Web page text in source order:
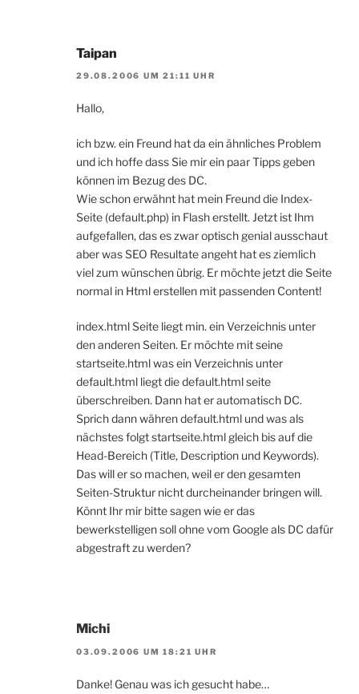
Taipan
29.08.2006 UM 21:11 UHR
Hallo,
ich bzw. ein Freund hat da ein ähnliches Problem
und ich hoffe dass Sie mir ein paar Tipps geben
können im Bezug des DC.
Wie schon erwähnt hat mein Freund die Index-
Seite (default.php) in Flash erstellt. Jetzt ist Ihm
aufgefallen, das es zwar optisch genial ausschaut
aber was SEO Resultate angeht hat es ziemlich
viel zum wünschen übrig. Er möchte jetzt die Seite
normal in Html erstellen mit passenden Content!
index.html Seite liegt min. ein Verzeichnis unter
den anderen Seiten. Er möchte mit seine
startseite.html was ein Verzeichnis unter
default.html liegt die default.html seite
überschreiben. Dann hat er automatisch DC.
Sprich dann währen default.html und was als
nächstes folgt startseite.html gleich bis auf die
Head-Bereich (Title, Description und Keywords).
Das will er so machen, weil er den gesamten
Seiten-Struktur nicht durcheinander bringen will.
Könnt Ihr mir bitte sagen wie er das
bewerkstelligen soll ohne vom Google als DC dafür
abgestraft zu werden?
Michi
03.09.2006 UM 18:21 UHR
Danke! Genau was ich gesucht habe…